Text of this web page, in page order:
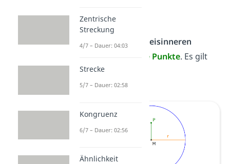
Innerer Punkt
Alle Punkte im Kreisinneren
innere Punkte. Es gilt
Zentrische
Streckung
4/7 – Dauer: 04:03
Strecke
5/7 – Dauer: 02:58
Kongruenz
6/7 – Dauer: 02:56
Ähnlichkeit